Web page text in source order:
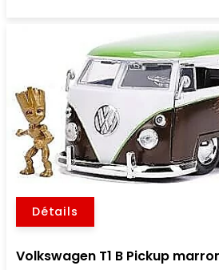
Détails
Volkswagen T1 B Pickup